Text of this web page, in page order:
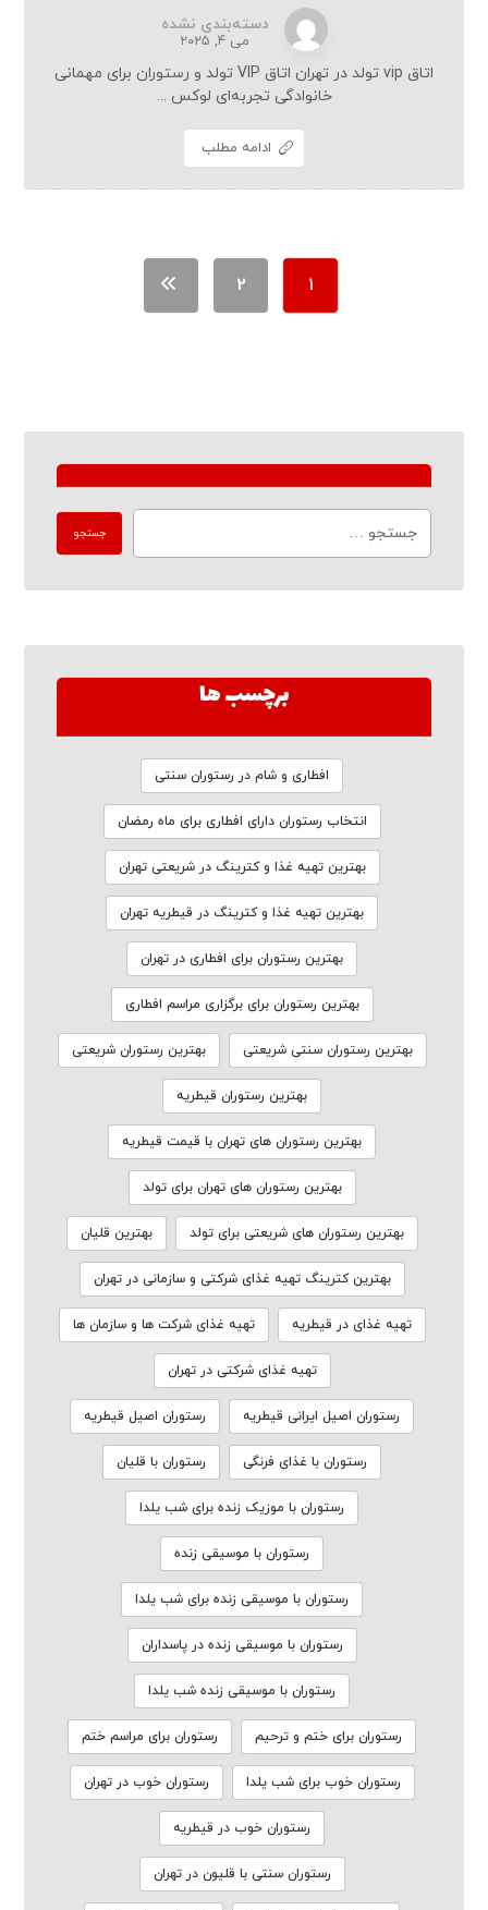
دسته‌بندی نشده
می ۴, ۲۰۲۵
اتاق vip تولد در تهران اتاق VIP تولد و رستوران برای مهمانی
خانوادگی تجربه‌ای لوکس ...
ادامه مطلب
۱ ۲
برچسب ها
افطاری و شام در رستوران سنتی
انتخاب رستوران دارای افطاری برای ماه رمضان
بهترین تهیه غذا و کترینگ در شریعتی تهران
بهترین تهیه غذا و کترینگ در قیطریه تهران
بهترین رستوران برای افطاری در تهران
بهترین رستوران برای برگزاری مراسم افطاری
بهترین رستوران سنتی شریعتی بهترین رستوران شریعتی
بهترین رستوران قیطریه
بهترین رستوران های تهران با قیمت قیطریه
بهترین رستوران های تهران برای تولد
بهترین رستوران های شریعتی برای تولد بهترین قلیان
بهترین کترینگ تهیه غذای شرکتی و سازمانی در تهران
تهیه غذای در قیطریه تهیه غذای شرکت ها و سازمان ها
تهیه غذای شرکتی در تهران
رستوران اصیل ایرانی قیطریه رستوران اصیل قیطریه
رستوران با غذای فرنگی رستوران با قلیان
رستوران با موزیک زنده برای شب یلدا
رستوران با موسیقی زنده
رستوران با موسیقی زنده برای شب یلدا
رستوران با موسیقی زنده در پاسداران
رستوران با موسیقی زنده شب یلدا
رستوران برای ختم و ترحیم رستوران برای مراسم ختم
رستوران خوب برای شب یلدا رستوران خوب در تهران
رستوران خوب در قیطریه
رستوران سنتی با قلیون در تهران